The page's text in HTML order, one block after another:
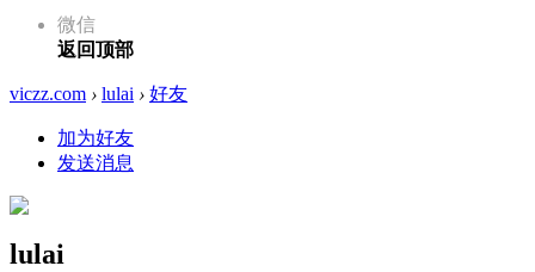
微信
返回顶部
viczz.com › lulai › 好友
加为好友
发送消息
lulai